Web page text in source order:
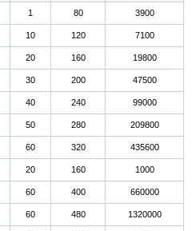
1 80 3900
10 120 7100
20 160 19800
30 200 47500
40 240 99000
50 280 209800
60 320 435600
20 160 1000
60 400 660000
60 480 1320000